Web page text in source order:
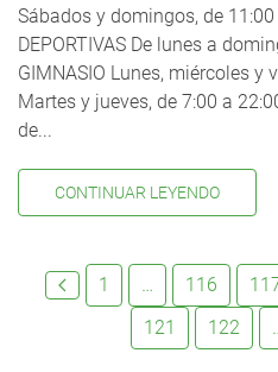
Sábados y domingos, de 11:00
DEPORTIVAS De lunes a
GIMNASIO Lunes, miércoles y
Martes y jueves, de 7:00 a
de...
CONTINUAR LEYENDO
1 … 116
121
122